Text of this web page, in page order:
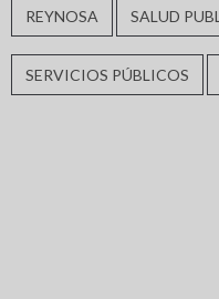
REYNOSA SALUD
SERVICIOS PÚBLICOS